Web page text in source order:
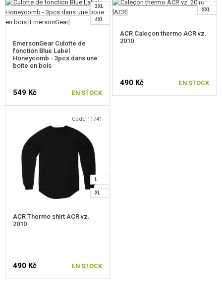
CHAUSSETTES
ÉQUIPEMENT POUR ENFANTS
SACS A DOS
CEINTURES
PROTECTEURS
PLATEFORMES MOLLE
POCHES, POCHETTES, ÉTUIS
BOTTES, IMPRÉGNATION
PORTE-CLÉS
CHOISIR UNE TAILLE CHOISIR UNE TAILLE
4XL
3XL
EmersonGear Culotte de
fonction Blue Label
Honeycomb - 3pcs dans une
boîte en bois
549 Kč EN STOCK
CHOISIR UNE TAILLE
XXL
ACR Caleçon thermo ACR vz.
2010
490 Kč EN STOCK
Code 11741
XL
ACR Thermo shirt ACR vz.
2010
490 Kč EN STOCK